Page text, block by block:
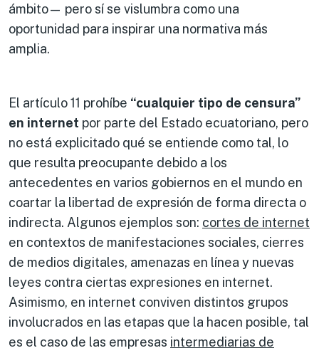
ámbito— pero sí se vislumbra como una
oportunidad para inspirar una normativa más
amplia.
El artículo 11 prohíbe “cualquier tipo de censura”
en internet por parte del Estado ecuatoriano, pero
no está explicitado qué se entiende como tal, lo
que resulta preocupante debido a los
antecedentes en varios gobiernos en el mundo en
coartar la libertad de expresión de forma directa o
indirecta. Algunos ejemplos son: cortes de internet
en contextos de manifestaciones sociales, cierres
de medios digitales, amenazas en línea y nuevas
leyes contra ciertas expresiones en internet.
Asimismo, en internet conviven distintos grupos
involucrados en las etapas que la hacen posible, tal
es el caso de las empresas intermediarias de